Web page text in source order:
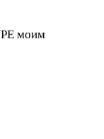
моим